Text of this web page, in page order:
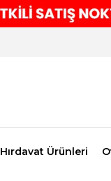
Hırdavat Ürünleri